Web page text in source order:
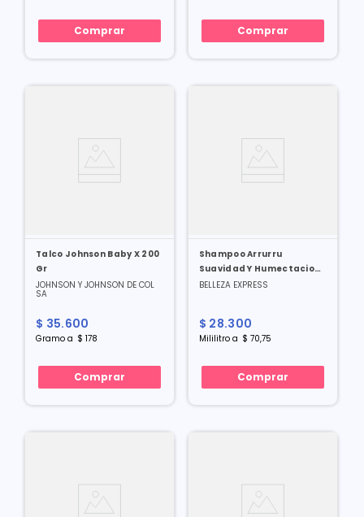
Comprar Comprar
Talco Johnson Baby X 200
Gr
JOHNSON Y JOHNSON DE COL
SA
$ 35.600
Gramo a $ 178
Comprar
Shampoo Arrurru
Suavidad Y Humectacion
X 400 Ml
BELLEZA EXPRESS
$ 28.300
Mililitroa $ 70,75
Comprar